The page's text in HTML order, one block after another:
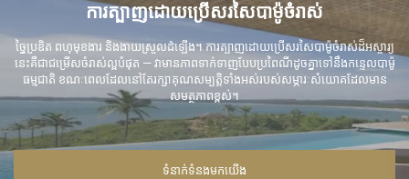
ការត្បាញដោយប្រើសរសៃបាម៉ូចំរាស់
ច្នៃប្រឌិត ពហុមុខងារ និងងាយស្រួលដំឡើង។ ការត្បាញដោយប្រើសរសៃបាម៉ូចំរាស់ដ៏អស្ចារ្យ
នេះគឺជាជម្រើសចំរាស់ល្អបំផុត — វាមានភាពទាក់ទាញបែបប្រពៃណីដូចគ្នាទៅនឹងកន្ទេលបាម៉ូ
ធម្មជាតិ ខណៈពេលដែលនៅតែរក្សាគុណសម្បត្តិទាំងអស់របស់សម្ភារៈសំយោគដែលមាន
សមត្ថភាពខ្ពស់។
ទំនាក់ទំនងមកយើង